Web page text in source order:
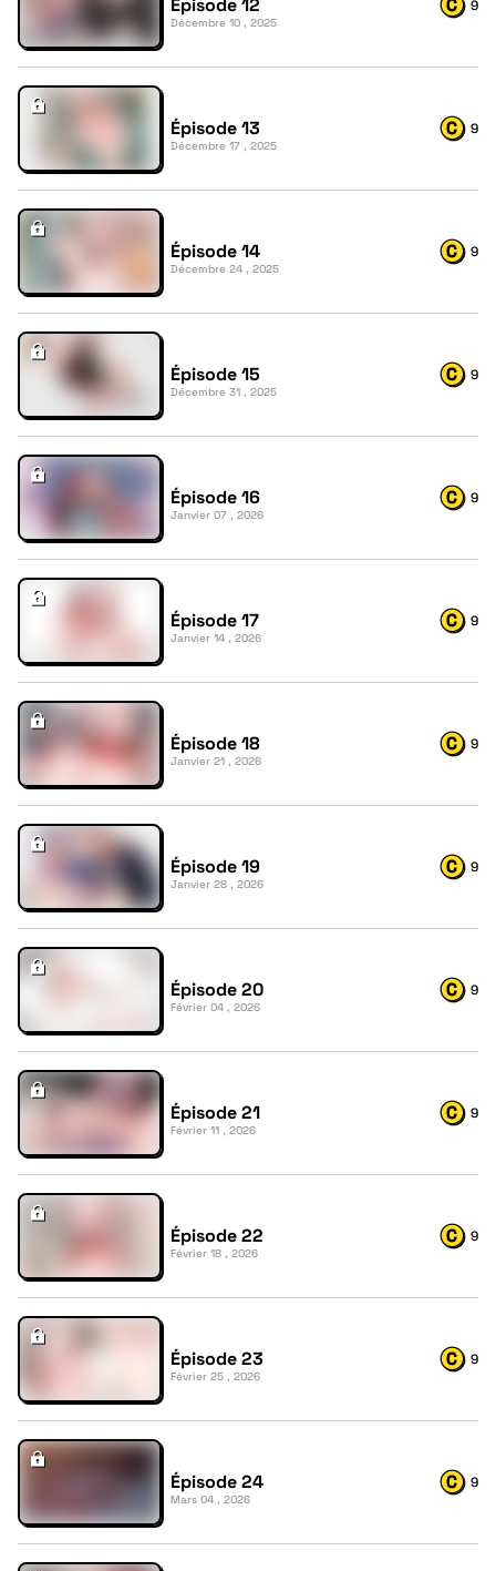
Épisode 12
Décembre 10 , 2025
9
Épisode 13
Décembre 17 , 2025
9
Épisode 14
Décembre 24 , 2025
9
Épisode 15
Décembre 31 , 2025
9
Épisode 16
Janvier 07 , 2026
9
Épisode 17
Janvier 14 , 2026
9
Épisode 18
Janvier 21 , 2026
9
Épisode 19
Janvier 28 , 2026
9
Épisode 20
Février 04 , 2026
9
Épisode 21
Février 11 , 2026
9
Épisode 22
Février 18 , 2026
9
Épisode 23
Février 25 , 2026
9
Épisode 24
Mars 04 , 2026
9